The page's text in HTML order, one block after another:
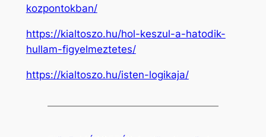
kozpontokban/
https://kialtoszo.hu/hol-keszul-a-hatodik-
hullam-figyelmeztetes/
https://kialtoszo.hu/isten-logikaja/